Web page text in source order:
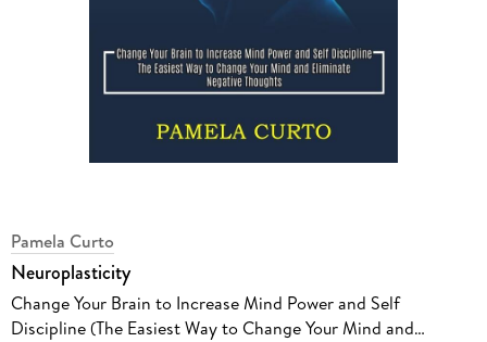
Pamela Curto
Neuroplasticity
Change Your Brain to Increase Mind Power and Self
Discipline (The Easiest Way to Change Your Mind and